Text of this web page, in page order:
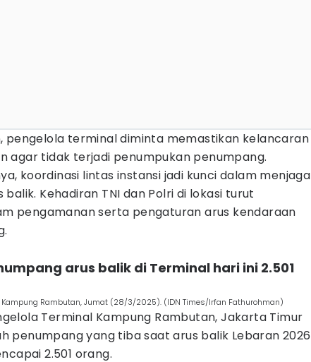
pengelola terminal diminta memastikan kelancaran
agar tidak terjadi penumpukan penumpang.
koordinasi lintas instansi jadi kunci dalam menjaga
Kehadiran TNI dan Polri di lokasi turut
pengamanan serta pengaturan arus kendaraan
arus balik di Terminal hari ini 2.501
Rambutan, Jumat (28/3/2025). (IDN Times/Irfan Fathurohman)
Terminal Kampung Rambutan, Jakarta Timur
penumpang yang tiba saat arus balik Lebaran 2026
2.501 orang.